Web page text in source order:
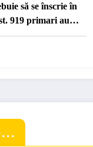
să se înscrie în
919 primari au…